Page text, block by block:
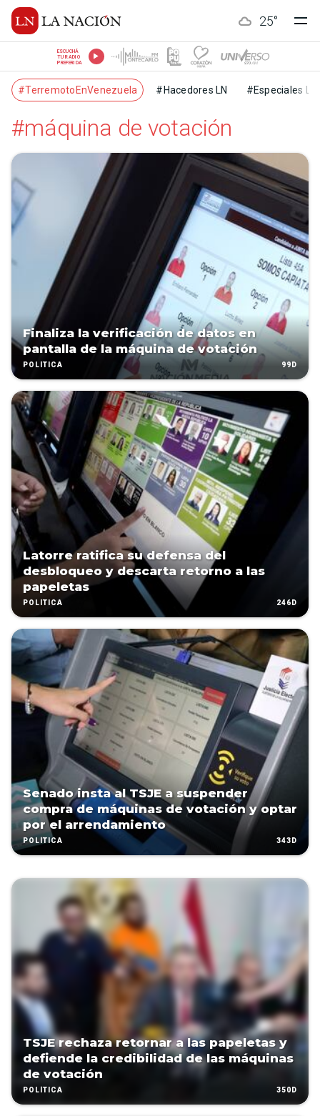
25°
ESCUCHÁ
TU RADIO
PREFERIDA
#TerremotoEnVenezuela #Hacedores LN #Especiales LN
#máquina de votación
Finaliza la verificación de datos en
pantalla de la máquina de votación
POLÍTICA 99D
Latorre ratifica su defensa del
desbloqueo y descarta retorno a las
papeletas
POLÍTICA 246D
Senado insta al TSJE a suspender
compra de máquinas de votación y optar
por el arrendamiento
POLÍTICA 343D
TSJE rechaza retornar a las papeletas y
defiende la credibilidad de las máquinas
de votación
POLÍTICA 350D